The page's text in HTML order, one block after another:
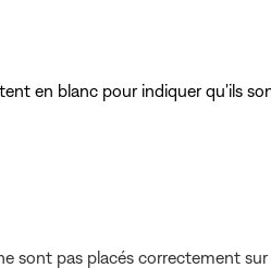
en blanc pour indiquer qu'ils
sont pas placés correctement